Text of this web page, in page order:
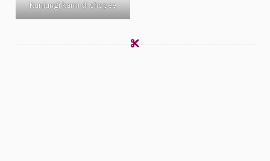
Kunjungi kami di shopee